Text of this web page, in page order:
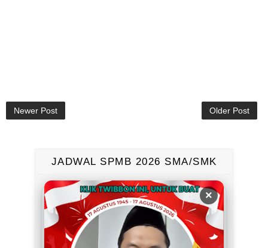
×
Newer Post Older Post
JADWAL SPMB 2026 SMA/SMK
KUOTA GLOBAL SMA DAN SMK
Lihat persentase kuota global per jenjang
dan jalur sebagai acuan awal. Rincian
kuota per sekolah dibaca terpisah.